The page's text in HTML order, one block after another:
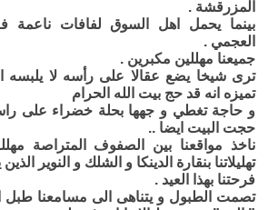
المزرقشة .
بينما يحمل اهل السوق لفافات ناعمة
العجمي .
جميعنا مهللين مكبرين .
ترى شيخا يضع عقالا على رأسه لا يلبسه
تميزه انه قد حج بيت الله الحرام
و حاجة تغطي و جهها بحلة خضراء على
حجت البيت ايضا ..
ناخذ مواقعنا بين الصفوف المتراصة
تهليلاتنا بنقارة الدينكا و الشلك و النوير
فرحتنا بهذا العيد .
تصمت الطبول و يتناهى الى مسامعنا طبل